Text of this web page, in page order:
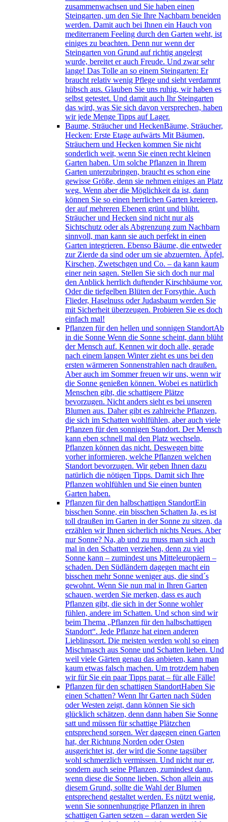
zusammenwachsen und Sie haben einen
Steingarten, um den Sie Ihre Nachbarn beneiden
werden. Damit auch bei Ihnen ein Hauch von
mediterranem Feeling durch den Garten weht, ist
einiges zu beachten. Denn nur wenn der
Steingarten von Grund auf richtig angelegt
wurde, bereitet er auch Freude. Und zwar sehr
lange! Das Tolle an so einem Steingarten: Er
braucht relativ wenig Pflege und sieht verdammt
hübsch aus. Glauben Sie uns ruhig, wir haben es
selbst getestet. Und damit auch Ihr Steingarten
das wird, was Sie sich davon versprechen, haben
wir jede Menge Tipps auf Lager.
Baume, Sträucher und HeckenBäume, Sträucher,
Hecken: Erste Etage aufwärts Mit Bäumen,
Sträuchern und Hecken kommen Sie nicht
sonderlich weit, wenn Sie einen recht kleinen
Garten haben. Um solche Pflanzen in Ihrem
Garten unterzubringen, braucht es schon eine
gewisse Größe, denn sie nehmen einiges an Platz
weg. Wenn aber die Möglichkeit da ist, dann
können Sie so einen herrlichen Garten kreieren,
der auf mehreren Ebenen grünt und blüht.
Sträucher und Hecken sind nicht nur als
Sichtschutz oder als Abgrenzung zum Nachbarn
sinnvoll, man kann sie auch perfekt in einen
Garten integrieren. Ebenso Bäume, die entweder
zur Zierde da sind oder um sie abzuernten. Äpfel,
Kirschen, Zwetschgen und Co. – da kann kaum
einer nein sagen. Stellen Sie sich doch nur mal
den Anblick herrlich duftender Kirschbäume vor.
Oder die tiefgelben Blüten der Forsythie. Auch
Flieder, Haselnuss oder Judasbaum werden Sie
mit Sicherheit überzeugen. Probieren Sie es doch
einfach mal!
Pflanzen für den hellen und sonnigen StandortAb
in die Sonne Wenn die Sonne scheint, dann blüht
der Mensch auf. Kennen wir doch alle, gerade
nach einem langen Winter zieht es uns bei den
ersten wärmeren Sonnenstrahlen nach draußen.
Aber auch im Sommer freuen wir uns, wenn wir
die Sonne genießen können. Wobei es natürlich
Menschen gibt, die schattigere Plätze
bevorzugen. Nicht anders sieht es bei unseren
Blumen aus. Daher gibt es zahlreiche Pflanzen,
die sich im Schatten wohlfühlen, aber auch viele
Pflanzen für den sonnigen Standort. Der Mensch
kann eben schnell mal den Platz wechseln,
Pflanzen können das nicht. Deswegen bitte
vorher informieren, welche Pflanzen welchen
Standort bevorzugen. Wir geben Ihnen dazu
natürlich die nötigen Tipps. Damit sich Ihre
Pflanzen wohlfühlen und Sie einen bunten
Garten haben.
Pflanzen für den halbschattigen StandortEin
bisschen Sonne, ein bisschen Schatten Ja, es ist
toll draußen im Garten in der Sonne zu sitzen, da
erzählen wir Ihnen sicherlich nichts Neues. Aber
nur Sonne? Na, ab und zu muss man sich auch
mal in den Schatten verziehen, denn zu viel
Sonne kann – zumindest uns Mitteleuropäern –
schaden. Den Südländern dagegen macht ein
bisschen mehr Sonne weniger aus, die sind´s
gewohnt. Wenn Sie nun mal in Ihren Garten
schauen, werden Sie merken, dass es auch
Pflanzen gibt, die sich in der Sonne wohler
fühlen, andere im Schatten. Und schon sind wir
beim Thema „Pflanzen für den halbschattigen
Standort“. Jede Pflanze hat einen anderen
Lieblingsort. Die meisten werden wohl so einen
Mischmasch aus Sonne und Schatten lieben. Und
weil viele Gärten genau das anbieten, kann man
kaum etwas falsch machen. Um trotzdem haben
wir für Sie ein paar Tipps parat – für alle Fälle!
Pflanzen für den schattigen StandortHaben Sie
einen Schatten? Wenn Ihr Garten nach Süden
oder Westen zeigt, dann können Sie sich
glücklich schätzen, denn dann haben Sie Sonne
satt und müssen für schattige Plätzchen
entsprechend sorgen. Wer dagegen einen Garten
hat, der Richtung Norden oder Osten
ausgerichtet ist, der wird die Sonne tagsüber
wohl schmerzlich vermissen. Und nicht nur er,
sondern auch seine Pflanzen, zumindest dann,
wenn diese die Sonne lieben. Schon allein aus
diesem Grund, sollte die Wahl der Blumen
entsprechend gestaltet werden. Es nützt wenig,
wenn Sie sonnenhungrige Pflanzen in ihren
schattigen Garten setzen – daran werden Sie